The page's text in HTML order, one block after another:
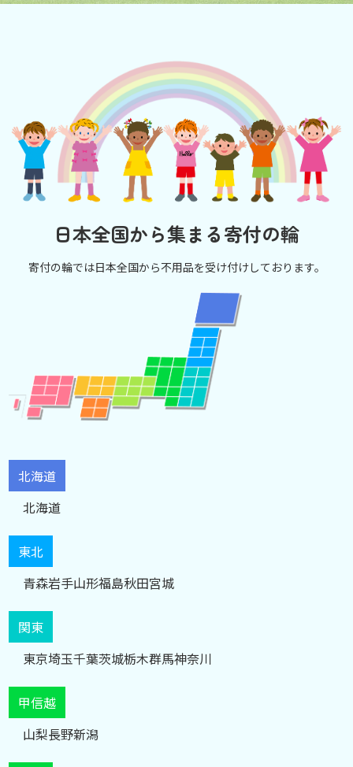
日本全国から集まる寄付の輪
寄付の輪では日本全国から不用品を受け付けしております。
北海道
北海道
東北
青森岩手山形福島秋田宮城
関東
東京埼玉千葉茨城栃木群馬神奈川
甲信越
山梨長野新潟